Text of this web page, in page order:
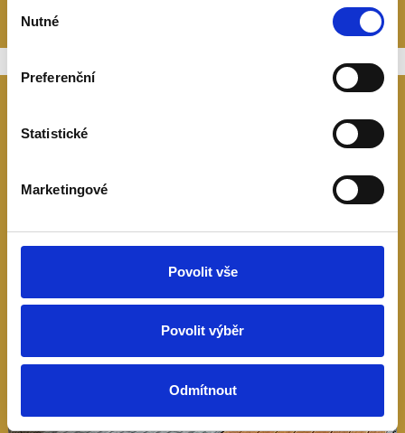
souhlasu
Nutné
Preferenční
Statistické
Marketingové
Povolit vše
Povolit výběr
Odmítnout